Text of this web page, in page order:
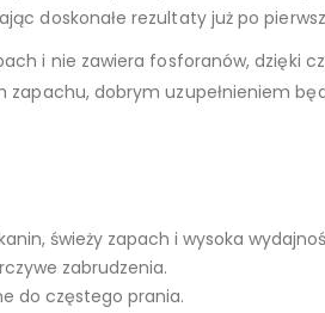
doskonałe rezultaty już po
i nie zawiera fosforanów, dzięki
dobrym uzupełnieniem
świeży zapach i wysoka
zabrudzenia.
do częstego prania.